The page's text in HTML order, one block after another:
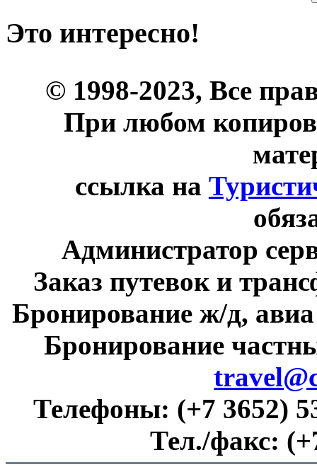
Это интересно!
© 1998-2023, Все
При любом
ссылка на
Администратор
Заказ путевок и
Бронирование ж/д,
Бронирование
Телефоны: (+7 3652)
Тел./факс: